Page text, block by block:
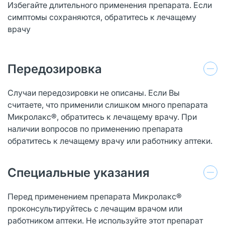
Избегайте длительного применения препарата. Если
симптомы сохраняются, обратитесь к лечащему
врачу
Передозировка
Случаи передозировки не описаны. Если Вы
считаете, что применили слишком много препарата
Микролакс®, обратитесь к лечащему врачу. При
наличии вопросов по применению препарата
обратитесь к лечащему врачу или работнику аптеки.
Специальные указания
Перед применением препарата Микролакс®
проконсультируйтесь с лечащим врачом или
работником аптеки. Не используйте этот препарат